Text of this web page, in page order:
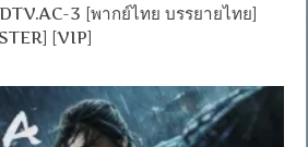
3 [พากย์ไทย บรรยายไทย]
[VIP]